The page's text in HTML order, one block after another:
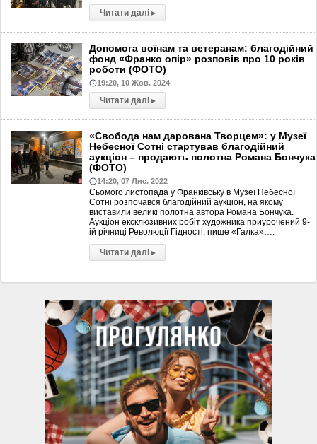
Читати далі ▸
Допомога воїнам та ветеранам: благодійний
фонд «Франко опір» розповів про 10 років
роботи (ФОТО)
19:20, 10 Жов. 2024
Читати далі ▸
«Свобода нам дарована Творцем»: у Музеї
Небесної Сотні стартував благодійний
аукціон – продають полотна Романа Бончука
(ФОТО)
14:20, 07 Лис. 2022
Сьомого листопада у Франківську в Музеї Небесної
Сотні розпочався благодійний аукціон, на якому
виставили великі полотна автора Романа Бончука.
Аукціон ексклюзивних робіт художника приурочений 9-
ій річниці Революції Гідності, пише «Галка»….
Читати далі ▸